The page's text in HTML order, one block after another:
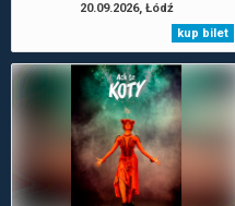
20.09.2026, Łódź
kup bilet